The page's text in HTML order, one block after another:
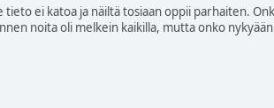
ei katoa ja näiltä tosiaan oppii parhaiten.
noita oli melkein kaikilla, mutta onko